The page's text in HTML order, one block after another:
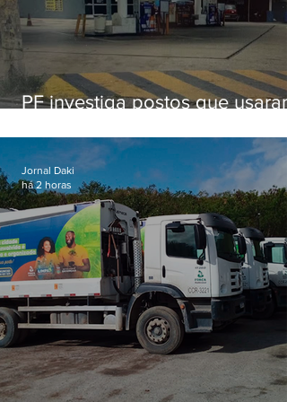
PF investiga postos que usaram
secretário morto em 2020
Jornal Daki
há 2 horas